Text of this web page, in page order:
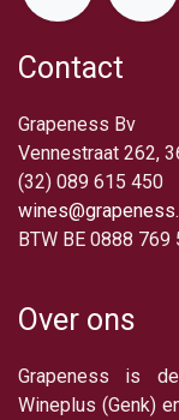
Contact
Grapeness Bv
Vennestraat 262,
(32) 089 615 450
BTW BE 0888 769
Over ons
Grapeness is
Wineplus (Genk)